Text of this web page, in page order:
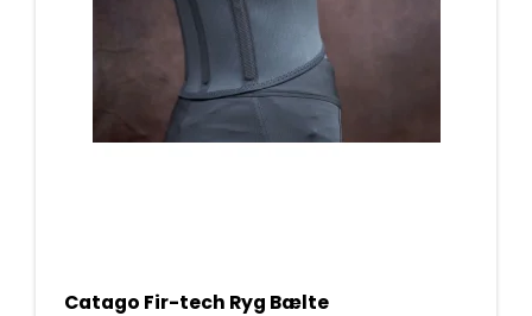
Catago Fir-tech Ryg Bælte